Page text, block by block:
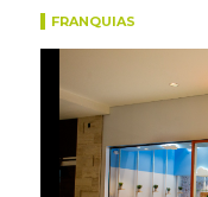
FRANQUIAS